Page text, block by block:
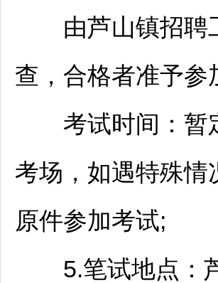
由芦山镇招聘
查，合格者准予参
考试时间：暂定
考场，如遇特殊
原件参加考试;
5.笔试地点：芦